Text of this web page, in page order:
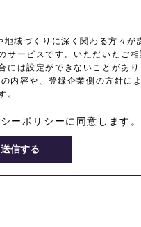
域づくりに深く関わる方々が
サービスです。いただいたご相
には設定ができないことがあり
内容や、登録企業側の方針に
。
ーポリシーに同意します。